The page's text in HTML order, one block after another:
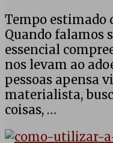
Tempo estimado
Quando falamos
essencial
nos levam ao
pessoas apensa
materialista,
coisas, …